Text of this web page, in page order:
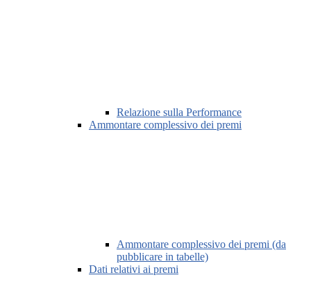
Relazione sulla Performance
Ammontare complessivo dei premi
Ammontare complessivo dei premi (da
pubblicare in tabelle)
Dati relativi ai premi